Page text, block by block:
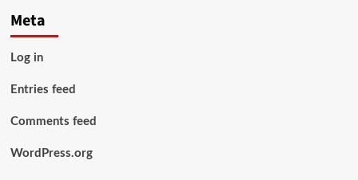
Meta
Log in
Entries feed
Comments feed
WordPress.org